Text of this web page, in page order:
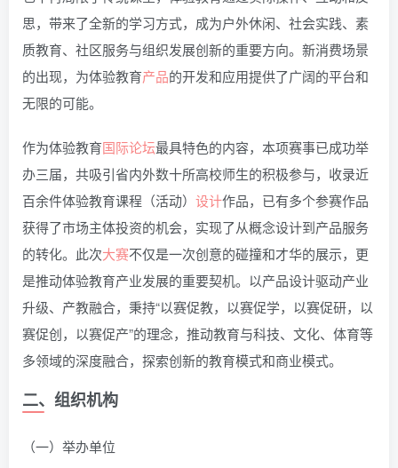
思，带来了全新的学习方式，成为户外休闲、社会实践、素
质教育、社区服务与组织发展创新的重要方向。新消费场景
的出现，为体验教育产品的开发和应用提供了广阔的平台和
无限的可能。
作为体验教育国际论坛最具特色的内容，本项赛事已成功举
办三届，共吸引省内外数十所高校师生的积极参与，收录近
百余件体验教育课程（活动） 设计作品，已有多个参赛作品
获得了市场主体投资的机会，实现了从概念设计到产品服务
的转化。此次大赛不仅是一次创意的碰撞和才华的展示，更
是推动体验教育产业发展的重要契机。以产品设计驱动产业
升级、产教融合，秉持“以赛促教，以赛促学，以赛促研，以
赛促创，以赛促产”的理念，推动教育与科技、文化、体育等
多领域的深度融合，探索创新的教育模式和商业模式。
二、组织机构
（一）举办单位